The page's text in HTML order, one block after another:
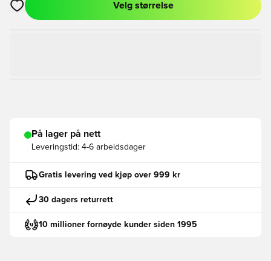
Åpner en Modal for å logge inn eller registrere deg som
Velg størrelse
På lager på nett
Leveringstid: 4-6 arbeidsdager
Gratis levering ved kjøp over 999 kr
30 dagers returrett
10 millioner fornøyde kunder siden 1995